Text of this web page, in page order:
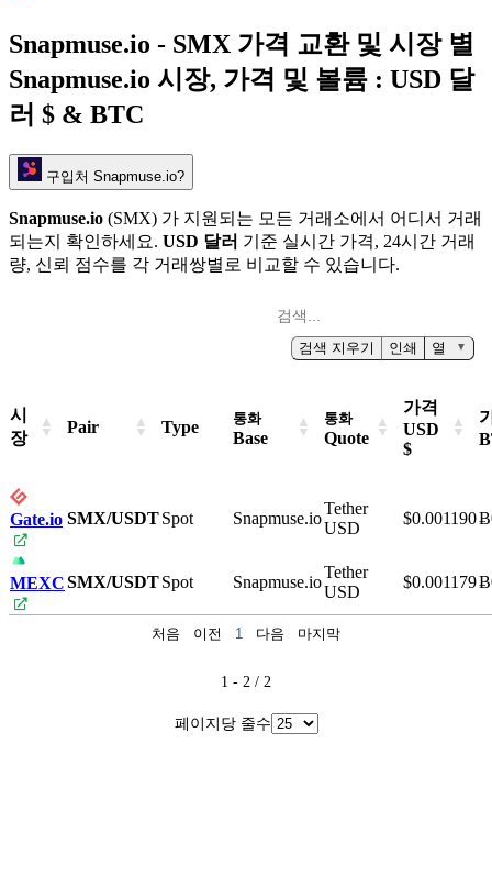
Snapmuse.io - SMX 가격 교환 및 시장 별
Snapmuse.io 시장, 가격 및 볼륨 : USD 달
러 $ & BTC
구입처 Snapmuse.io?
Snapmuse.io (SMX) 가 지원되는 모든 거래소에서 어디서 거래
되는지 확인하세요. USD 달러 기준 실시간 가격, 24시간 거래
량, 신뢰 점수를 각 거래쌍별로 비교할 수 있습니다.
검색 지우기 인쇄 열 ▼
시
장
Pair Type 통화
Base
통화
Quote
가격
USD
$
Gate.io SMX/USDTSpot Snapmuse.io
Tether
USD
$0.001190
MEXCSMX/USDTSpot Snapmuse.io
Tether
USD
$0.001179
1 - 2 / 2
페이지당 줄수
처음 이전 1 다음 마지막